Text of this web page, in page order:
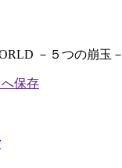
－５つの崩玉－